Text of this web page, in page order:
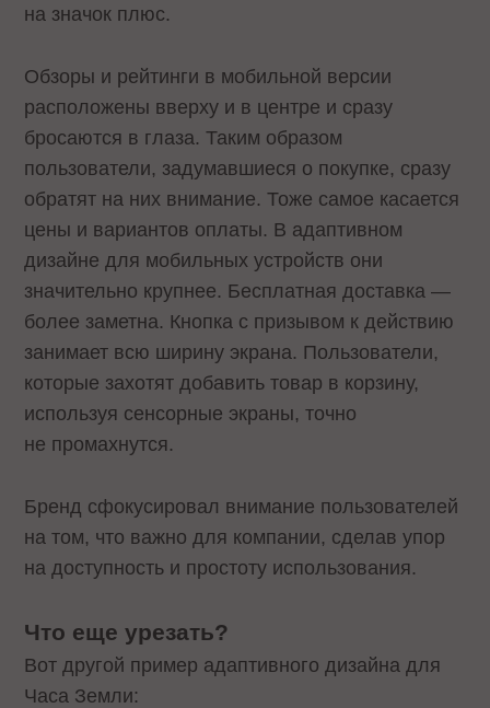
на значок плюс.
Обзоры и рейтинги в мобильной версии
расположены вверху и в центре и сразу
бросаются в глаза. Таким образом
пользователи, задумавшиеся о покупке, сразу
обратят на них внимание. Тоже самое касается
цены и вариантов оплаты. В адаптивном
дизайне для мобильных устройств они
значительно крупнее. Бесплатная доставка —
более заметна. Кнопка с призывом к действию
занимает всю ширину экрана. Пользователи,
которые захотят добавить товар в корзину,
используя сенсорные экраны, точно
не промахнутся.
Бренд сфокусировал внимание пользователей
на том, что важно для компании, сделав упор
на доступность и простоту использования.
Что еще урезать?
Вот другой пример адаптивного дизайна для
Часа Земли: